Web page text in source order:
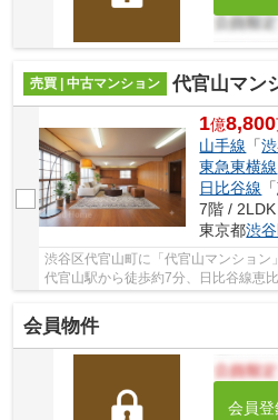
売買 | 中古マンション 代官山マン
1億8,800
山手線 「
東急東横線
日比谷線 「
7階 /
東京都渋
渋谷区代官山町に「代官山マンション
代官山駅から徒歩約7分、日比谷線恵
会員物件
会員登